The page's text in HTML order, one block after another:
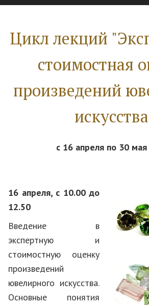
Цикл лекций
стоимостная
произведений
с 16 апреля по
16 апреля, с 10.00 до
12.50
Введение в
экспертную и
стоимостную оценку
произведений
ювелирного искусства.
Основные понятия